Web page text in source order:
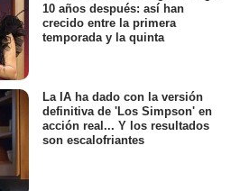
10 años después: así han
crecido entre la primera
temporada y la quinta
La IA ha dado con la versión
definitiva de 'Los Simpson' en
acción real... Y los resultados
son escalofriantes